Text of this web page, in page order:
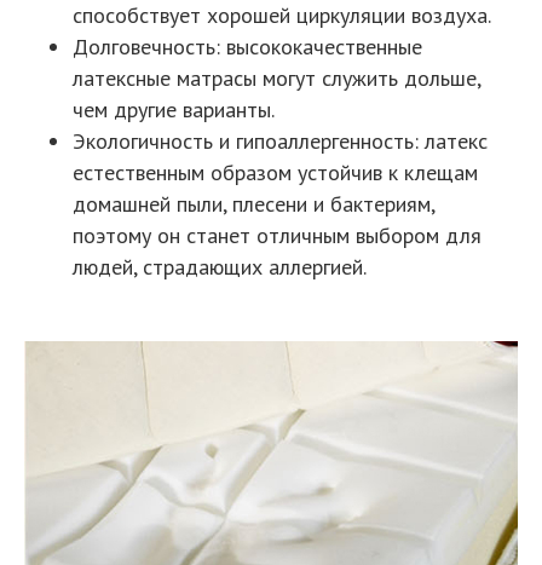
способствует хорошей циркуляции воздуха.
Долговечность: высококачественные
латексные матрасы могут служить дольше,
чем другие варианты.
Экологичность и гипоаллергенность: латекс
естественным образом устойчив к клещам
домашней пыли, плесени и бактериям,
поэтому он станет отличным выбором для
людей, страдающих аллергией.